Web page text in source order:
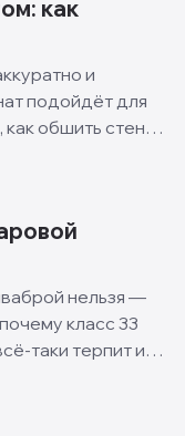
как
и
подойдёт для
как обшить стены
смотрятся
нельзя —
класс 33
таки терпит и